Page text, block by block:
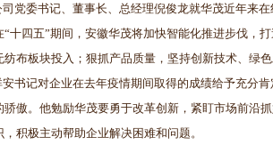
委书记、董事长、总经理倪俊龙就华茂近年来在
十四五”期间，安徽华茂将加快智能化推进步伐，
布板块投入；狠抓产品质量，坚持创新技术、绿
记对企业在去年疫情期间取得的成绩给予充分肯
傲。他勉励华茂要勇于改革创新，紧盯市场前沿
积极主动帮助企业解决困难和问题。